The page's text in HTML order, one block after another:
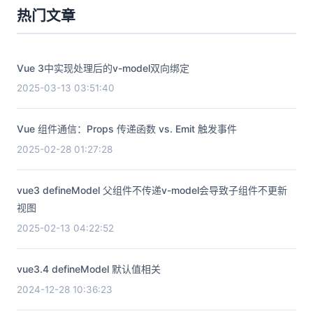
热门文章
Vue 3中实现处理后的v-model双向绑定
2025-03-13 03:51:40
Vue 组件通信：Props 传递函数 vs. Emit 触发事件
2025-02-28 01:27:28
vue3 defineModel 父组件不传递v-model会导致子组件不更新
视图
2025-02-13 04:22:52
vue3.4 defineModel 默认值相关
2024-12-28 10:36:23